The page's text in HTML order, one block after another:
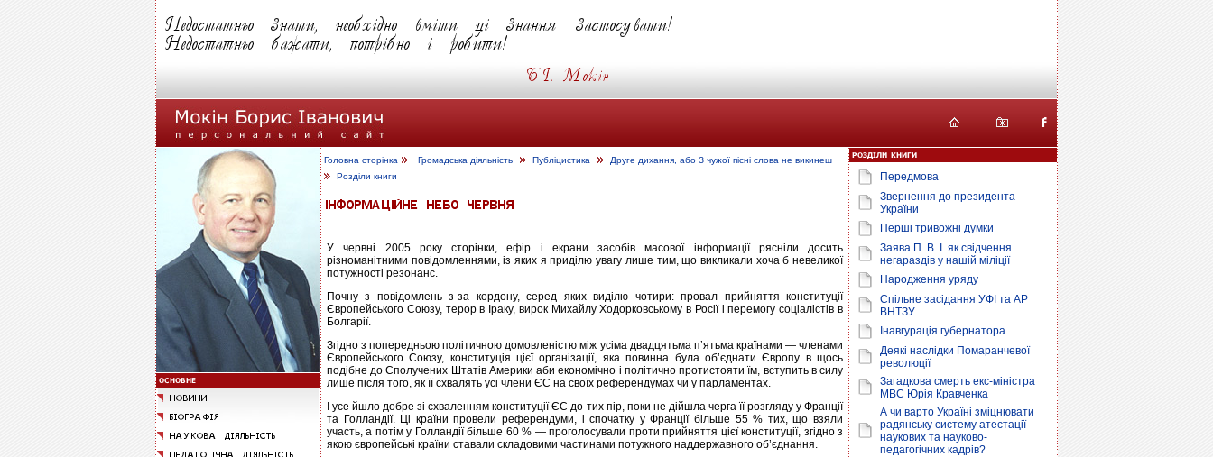
Головна сторінка Громадська діяльність Публіцистика
Друге дихання, або З чужої пісні слова не викинеш
Розділи книги
У червні 2005 року сторінки, ефір і екрани засобів масової інформації рясніли досить
різноманітними повідомленнями, із яких я приділю увагу лише тим, що викликали хоча б невеликої
потужності резонанс.
Почну з повідомлень з-за кордону, серед яких виділю чотири: провал прийняття конституції
Європейського Союзу, терор в Іраку, вирок Михайлу Ходорковському в Росії і перемогу соціалістів в
Болгарії.
Згідно з попередньою політичною домовленістю між усіма двадцятьма п’ятьма країнами — членами
Європейського Союзу, конституція цієї організації, яка повинна була об’єднати Європу в щось
подібне до Сполучених Штатів Америки аби економічно і політично протистояти їм, вступить в силу
лише після того, як її схвалять усі члени ЄС на своїх референдумах чи у парламентах.
І усе йшло добре зі схваленням конституції ЄС до тих пір, поки не дійшла черга її розгляду у Франції
та Голландії. Ці країни провели референдуми, і спочатку у Франції більше 55 % тих, що взяли
участь, а потім у Голландії більше 60 % — проголосували проти прийняття цієї конституції, згідно з
якою європейські країни ставали складовими частинами потужного наддержавного об’єднання.
Передмова
Звернення до президента
України
Перші тривожні думки
Заява П. В. І. як свідчення
негараздів у нашій міліції
Народження уряду
Спільне засідання УФІ та АР
ВНТЗУ
Інавгурація губернатора
Деякі наслідки Помаранчевої
революції
Загадкова смерть екс-міністра
МВС Юрія Кравченка
А чи варто Україні зміцнювати
радянську систему атестації
наукових та науково-
педагогічних кадрів?